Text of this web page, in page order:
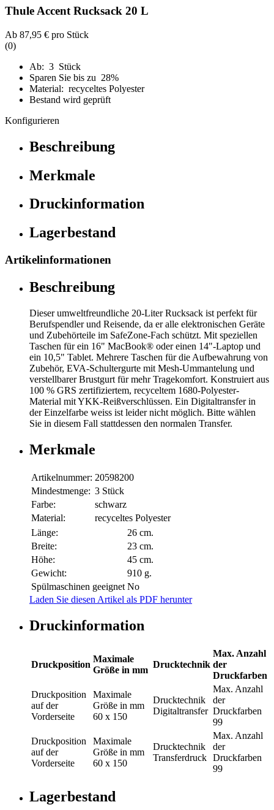
Thule Accent Rucksack 20 L
Ab 87,95 € pro Stück
(0)
Ab: 3 Stück
Sparen Sie bis zu 28%
Material: recyceltes Polyester
Bestand wird geprüft
Konfigurieren
Beschreibung
Merkmale
Druckinformation
Lagerbestand
Artikelinformationen
Beschreibung
Dieser umweltfreundliche 20-Liter Rucksack ist perfekt für
Berufspendler und Reisende, da er alle elektronischen Geräte
und Zubehörteile im SafeZone-Fach schützt. Mit speziellen
Taschen für ein 16" MacBook® oder einen 14"-Laptop und
ein 10,5" Tablet. Mehrere Taschen für die Aufbewahrung von
Zubehör, EVA-Schultergurte mit Mesh-Ummantelung und
verstellbarer Brustgurt für mehr Tragekomfort. Konstruiert aus
100 % GRS zertifiziertem, recyceltem 1680-Polyester-
Material mit YKK-Reißverschlüssen. Ein Digitaltransfer in
der Einzelfarbe weiss ist leider nicht möglich. Bitte wählen
Sie in diesem Fall stattdessen den normalen Transfer.
Merkmale
Artikelnummer: 20598200
Mindestmenge: 3 Stück
Farbe:
schwarz
Material:
recyceltes Polyester
Länge:
26 cm.
Breite:
23 cm.
Höhe:
45 cm.
Gewicht:
910 g.
Spülmaschinen geeignet No
Laden Sie diesen Artikel als PDF herunter
Druckinformation
Druckposition
Maximale
Größe in mm
Drucktechnik
Max. Anzahl
der
Druckfarben
Druckposition
auf der
Vorderseite
Maximale
Größe in mm
60 x 150
Drucktechnik
Digitaltransfer
Max. Anzahl
der
Druckfarben
99
Druckposition
auf der
Vorderseite
Maximale
Größe in mm
60 x 150
Drucktechnik
Transferdruck
Max. Anzahl
der
Druckfarben
99
Lagerbestand